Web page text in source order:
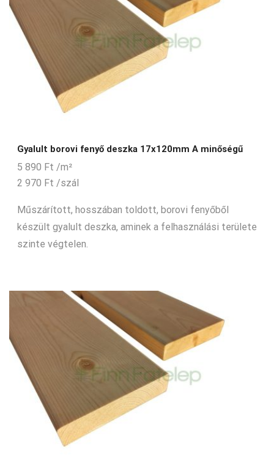
Gyalult borovi fenyő deszka 17x120mm A minőségű
5 890 Ft /m²
2 970 Ft /szál
Műszárított, hosszában toldott, borovi fenyőből
készült gyalult deszka, aminek a felhasználási területe
szinte végtelen.